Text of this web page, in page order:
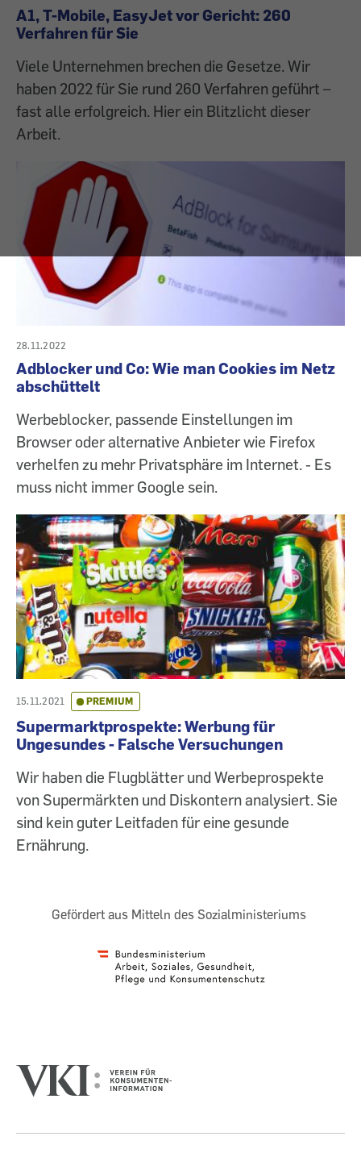
A1, T-Mobile, EasyJet vor Gericht: 260
Verfahren für Sie
Viele Unternehmen brechen die Gesetze. Wir
haben 2022 für Sie rund 260 Verfahren geführt –
fast alle erfolgreich. Hier ein Blitzlicht dieser
Arbeit.
28.11.2022
Adblocker und Co: Wie man Cookies im Netz
abschüttelt
Werbeblocker, passende Einstellungen im
Browser oder alternative Anbieter wie Firefox
verhelfen zu mehr Privatsphäre im Internet. - Es
muss nicht immer Google sein.
15.11.2021 PREMIUM
Supermarktprospekte: Werbung für
Ungesundes - Falsche Versuchungen
Wir haben die Flugblätter und Werbeprospekte
von Supermärkten und Diskontern analysiert. Sie
sind kein guter Leitfaden für eine gesunde
Ernährung.
Gefördert aus Mitteln des Sozialministeriums